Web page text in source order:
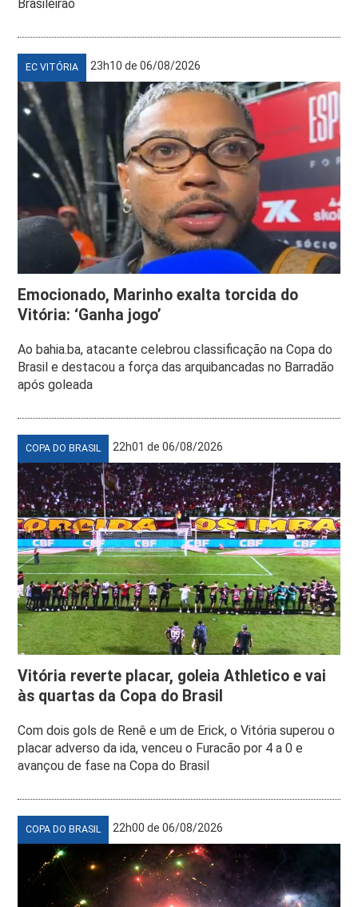
Brasileirão
EC VITÓRIA 23h10 de 06/08/2026
Emocionado, Marinho exalta torcida do
Vitória: ‘Ganha jogo’
Ao bahia.ba, atacante celebrou classificação na Copa do
Brasil e destacou a força das arquibancadas no Barradão
após goleada
COPA DO BRASIL 22h01 de 06/08/2026
Vitória reverte placar, goleia Athletico e vai
às quartas da Copa do Brasil
Com dois gols de Renê e um de Erick, o Vitória superou o
placar adverso da ida, venceu o Furacão por 4 a 0 e
avançou de fase na Copa do Brasil
COPA DO BRASIL 22h00 de 06/08/2026